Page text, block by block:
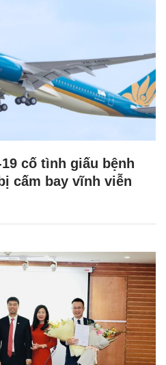
cố tình giấu bệnh
cấm bay vĩnh viễn